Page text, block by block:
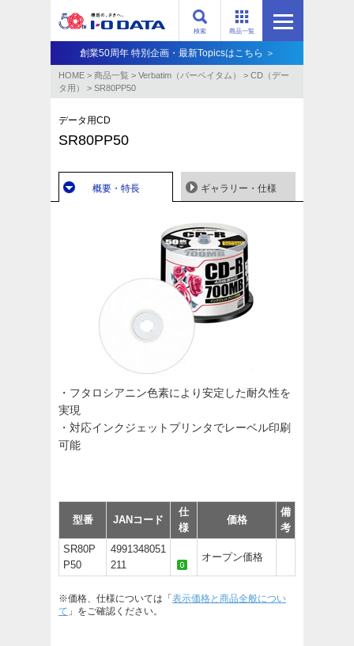
商品一覧
検索
創業50周年 特別企画・最新Topicsはこちら ＞
HOME > 商品一覧 > Verbatim（バーベイタム） > CD（デー
タ用）
> SR80PP50
データ用CD
SR80PP50
概要・特長 ギャラリー・仕様
・フタロシアニン色素により安定した耐久性を
実現
・対応インクジェットプリンタでレーベル印刷
可能
型番 JANコード
仕
様
価格
備
考
SR80P
P50
4991348051
211
オープン価格
※価格、仕様については「 表示価格と商品全般につい
て 」をご確認ください。